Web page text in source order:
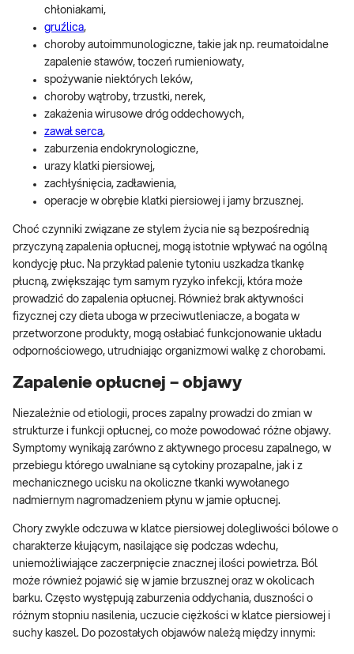
chłoniakami,
gruźlica,
choroby autoimmunologiczne, takie jak np. reumatoidalne
zapalenie stawów, toczeń rumieniowaty,
spożywanie niektórych leków,
choroby wątroby, trzustki, nerek,
zakażenia wirusowe dróg oddechowych,
zawał serca,
zaburzenia endokrynologiczne,
urazy klatki piersiowej,
zachłyśnięcia, zadławienia,
operacje w obrębie klatki piersiowej i jamy brzusznej.
Choć czynniki związane ze stylem życia nie są bezpośrednią
przyczyną zapalenia opłucnej, mogą istotnie wpływać na ogólną
kondycję płuc. Na przykład palenie tytoniu uszkadza tkankę
płucną, zwiększając tym samym ryzyko infekcji, która może
prowadzić do zapalenia opłucnej. Również brak aktywności
fizycznej czy dieta uboga w przeciwutleniacze, a bogata w
przetworzone produkty, mogą osłabiać funkcjonowanie układu
odpornościowego, utrudniając organizmowi walkę z chorobami.
Zapalenie opłucnej – objawy
Niezależnie od etiologii, proces zapalny prowadzi do zmian w
strukturze i funkcji opłucnej, co może powodować różne objawy.
Symptomy wynikają zarówno z aktywnego procesu zapalnego, w
przebiegu którego uwalniane są cytokiny prozapalne, jak i z
mechanicznego ucisku na okoliczne tkanki wywołanego
nadmiernym nagromadzeniem płynu w jamie opłucnej.
Chory zwykle odczuwa w klatce piersiowej dolegliwości bólowe o
charakterze kłującym, nasilające się podczas wdechu,
uniemożliwiające zaczerpnięcie znacznej ilości powietrza. Ból
może również pojawić się w jamie brzusznej oraz w okolicach
barku. Często występują zaburzenia oddychania, duszności o
różnym stopniu nasilenia, uczucie ciężkości w klatce piersiowej i
suchy kaszel. Do pozostałych objawów należą między innymi: